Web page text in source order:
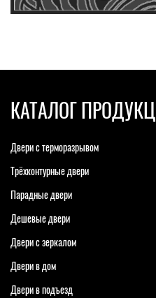
КАТАЛОГ
Двери с терморазрывом
Трёхконтурные двери
Парадные двери
Дешевые двери
Двери с зеркалом
Двери в дом
Двери в подъезд